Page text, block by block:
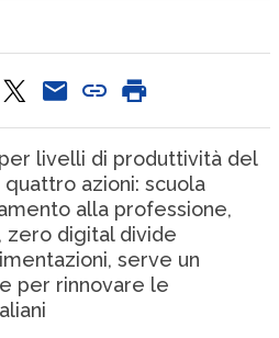
livelli di produttività del
azioni: scuola
alla professione,
zero digital divide
serve un
per rinnovare le